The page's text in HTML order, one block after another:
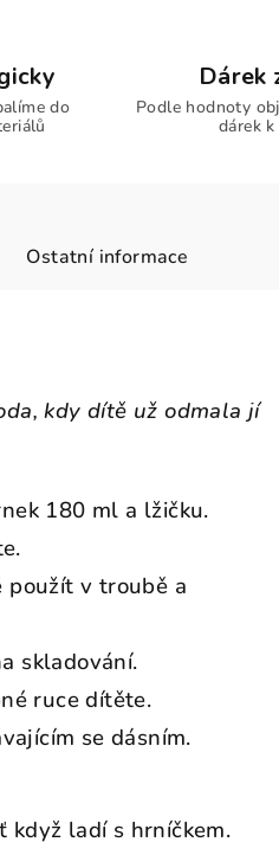
do
Dárek
Podle hodnoty
dárek
Ostatní informace
kdy dítě už odmala jí
180 ml a lžičku.
použít v troubě a
skladování.
ruce dítěte.
se dásním.
když ladí s hrníčkem.